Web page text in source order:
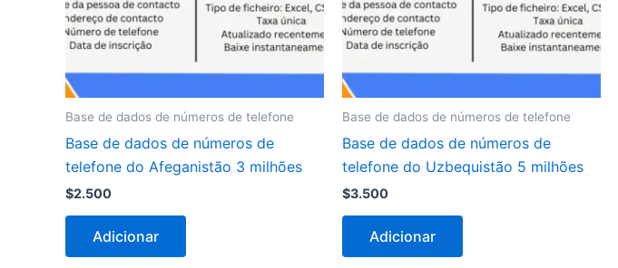
Base de dados de números de telefone
Base de dados de números de
telefone do Afeganistão 3 milhões
$2.500
Adicionar
Base de dados de números de telefone
Base de dados de números de
telefone do Uzbequistão 5 milhões
$3.500
Adicionar